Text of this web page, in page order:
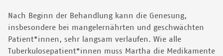
Nach Beginn der Behandlung kann die Genesung,
insbesondere bei mangelernährten und geschwächten
Patient*innen, sehr langsam verlaufen. Wie alle
Tuberkulosepatient*innen muss Martha die Medikamente